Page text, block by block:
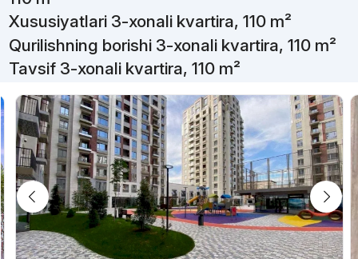
Xususiyatlari 3-xonali kvartira, 110 m²
Qurilishning borishi 3-xonali kvartira, 110 m²
Tavsif 3-xonali kvartira, 110 m²